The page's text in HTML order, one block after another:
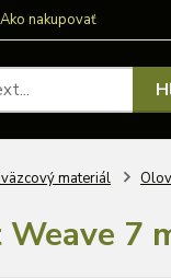
Ako nakupovať
materiál
7